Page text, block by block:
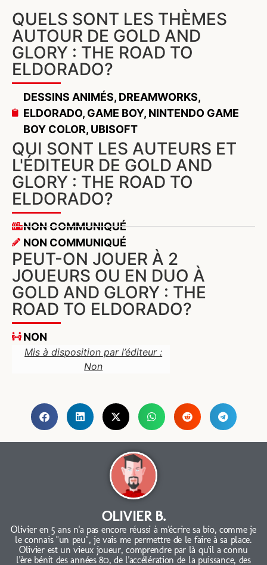
QUELS SONT LES THÈMES
AUTOUR DE GOLD AND
GLORY : THE ROAD TO
ELDORADO?
DESSINS ANIMÉS, DREAMWORKS,
ELDORADO, GAME BOY, NINTENDO GAME
BOY COLOR, UBISOFT
QUI SONT LES AUTEURS ET
L'ÉDITEUR DE GOLD AND
GLORY : THE ROAD TO
ELDORADO?
NON COMMUNIQUÉ
NON COMMUNIQUÉ
PEUT-ON JOUER À 2
JOUEURS OU EN DUO À
GOLD AND GLORY : THE
ROAD TO ELDORADO?
NON
Mis à disposition par l’éditeur :
Non
OLIVIER B.
Olivier en 5 ans n'a pas encore réussi à m'écrire sa bio, comme je
le connais "un peu", je vais me permettre de le faire à sa place.
Olivier est un vieux joueur, comprendre par là qu'il a connu
l'ère bénit des années 80, de l'accélération de la puissance, des